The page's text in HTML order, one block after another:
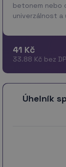
betonem nebo
univerzálnost a
41 Kč
33.88 Kč bez
Úhelník